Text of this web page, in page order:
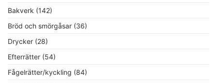
Bakverk (142)
Bröd och smörgåsar (36)
Drycker (28)
Efterrätter (54)
Fågelrätter/kyckling (84)